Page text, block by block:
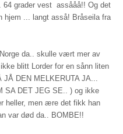
grader vest assååå!! Og det
hjem ... langt asså! Bråseila fra
da.. skulle vært mer av
blitt Lorder for en sånn liten
DEN MELKERUTA JA...
SA DET JEG SE.. ) og ikke
heller, men ære det fikk han
var død da.. BOMBE!!